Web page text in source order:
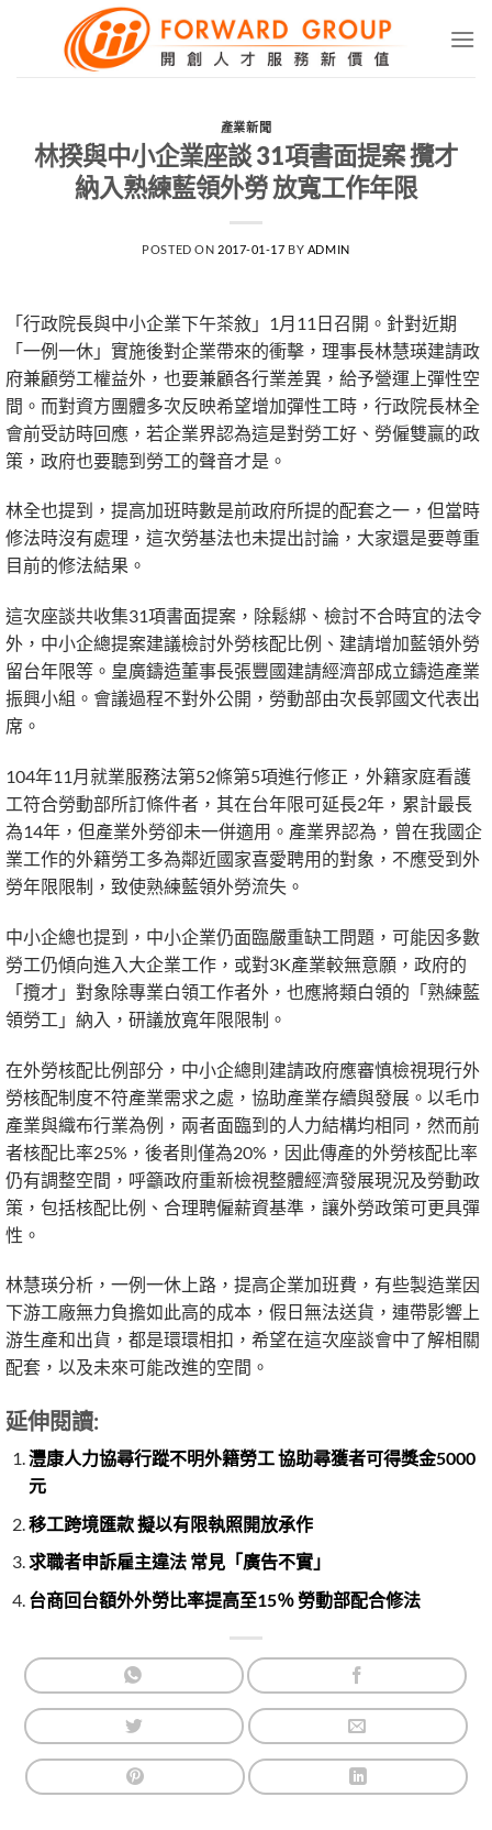
產業新聞
林揆與中小企業座談 31項書面提案 攬才
納入熟練藍領外勞 放寬工作年限
POSTED ON 2017-01-17 BY ADMIN
「行政院長與中小企業下午茶敘」1月11日召開。針對近期
「一例一休」實施後對企業帶來的衝擊，理事長林慧瑛建請政
府兼顧勞工權益外，也要兼顧各行業差異，給予營運上彈性空
間。而對資方團體多次反映希望增加彈性工時，行政院長林全
會前受訪時回應，若企業界認為這是對勞工好、勞僱雙贏的政
策，政府也要聽到勞工的聲音才是。
林全也提到，提高加班時數是前政府所提的配套之一，但當時
修法時沒有處理，這次勞基法也未提出討論，大家還是要尊重
目前的修法結果。
這次座談共收集31項書面提案，除鬆綁、檢討不合時宜的法令
外，中小企總提案建議檢討外勞核配比例、建請增加藍領外勞
留台年限等。皇廣鑄造董事長張豐國建請經濟部成立鑄造產業
振興小組。會議過程不對外公開，勞動部由次長郭國文代表出
席。
104年11月就業服務法第52條第5項進行修正，外籍家庭看護
工符合勞動部所訂條件者，其在台年限可延長2年，累計最長
為14年，但產業外勞卻未一併適用。產業界認為，曾在我國企
業工作的外籍勞工多為鄰近國家喜愛聘用的對象，不應受到外
勞年限限制，致使熟練藍領外勞流失。
中小企總也提到，中小企業仍面臨嚴重缺工問題，可能因多數
勞工仍傾向進入大企業工作，或對3K產業較無意願，政府的
「攬才」對象除專業白領工作者外，也應將類白領的「熟練藍
領勞工」納入，研議放寬年限限制。
在外勞核配比例部分，中小企總則建請政府應審慎檢視現行外
勞核配制度不符產業需求之處，協助產業存續與發展。以毛巾
產業與織布行業為例，兩者面臨到的人力結構均相同，然而前
者核配比率25%，後者則僅為20%，因此傳產的外勞核配比率
仍有調整空間，呼籲政府重新檢視整體經濟發展現況及勞動政
策，包括核配比例、合理聘僱薪資基準，讓外勞政策可更具彈
性。
林慧瑛分析，一例一休上路，提高企業加班費，有些製造業因
下游工廠無力負擔如此高的成本，假日無法送貨，連帶影響上
游生產和出貨，都是環環相扣，希望在這次座談會中了解相關
配套，以及未來可能改進的空間。
延伸閱讀:
灃康人力協尋行蹤不明外籍勞工 協助尋獲者可得獎金5000
元
移工跨境匯款 擬以有限執照開放承作
求職者申訴雇主違法 常見「廣告不實」
台商回台額外外勞比率提高至15％ 勞動部配合修法